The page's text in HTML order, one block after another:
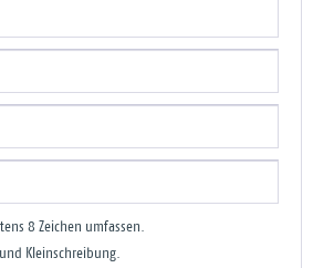
8 Zeichen umfassen.
Kleinschreibung.